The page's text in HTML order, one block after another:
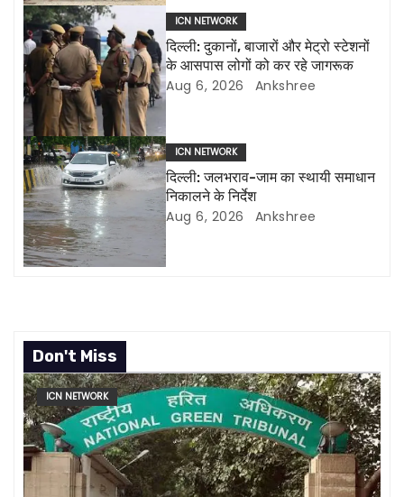
i
g
a
t
i
o
n
ICN NETWORK
दिल्ली: दुकानों, बाजारों और मेट्रो स्टेशनों
के आसपास लोगों को कर रहे जागरूक
Aug 6, 2026 Ankshree
ICN NETWORK
दिल्ली: जलभराव-जाम का स्थायी समाधान
निकालने के निर्देश
Aug 6, 2026 Ankshree
Don't Miss
ICN NETWORK